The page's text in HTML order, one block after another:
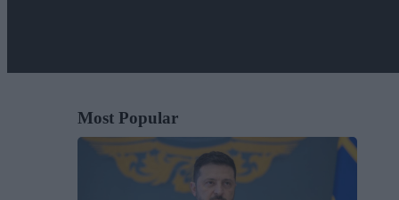
Most Popular